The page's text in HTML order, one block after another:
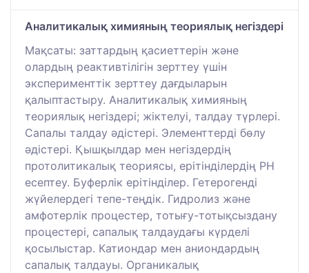
Аналитикалық химияның теориялық негіздері
Мақсаты: заттардың қасиеттерін және
олардың реактивтілігін зерттеу үшін
эксперименттік зерттеу дағдыларын
қалыптастыру. Аналитикалық химияның
теориялық негіздері; жіктелуі, талдау түрлері.
Сапалы талдау әдістері. Элементтерді бөлу
әдістері. Қышқылдар мен негіздердің
протолитикалық теориясы, ерітінділердің РН
есептеу. Буферлік ерітінділер. Гетерогенді
жүйелердегі тепе-теңдік. Гидролиз және
амфотерлік процестер, тотығу-тотықсыздану
процестері, сапалық талдаудағы күрделі
қосылыстар. Катиондар мен аниондардың
сапалық талдауы. Органикалық